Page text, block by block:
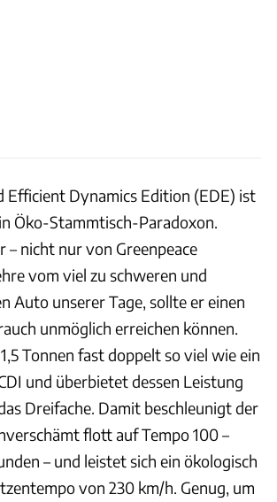
Efficient Dynamics Edition (EDE) ist
Öko-Stammtisch-Paradoxon.
– nicht nur von Greenpeace
vom viel zu schweren und
Auto unserer Tage, sollte er einen
unmöglich erreichen können.
Tonnen fast doppelt so viel wie ein
und überbietet dessen Leistung
Dreifache. Damit beschleunigt der
flott auf Tempo 100 –
– und leistet sich ein ökologisch
von 230 km/h. Genug, um